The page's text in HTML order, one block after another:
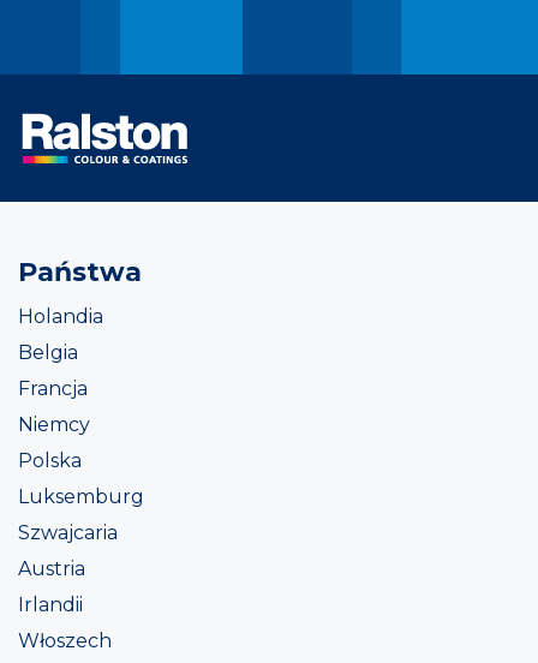
Państwa
Holandia
Belgia
Francja
Niemcy
Polska
Luksemburg
Szwajcaria
Austria
Irlandii
Włoszech